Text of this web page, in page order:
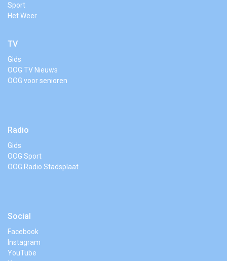
Sport
Het Weer
TV
Gids
OOG TV Nieuws
OOG voor senioren
Radio
Gids
OOG Sport
OOG Radio Stadsplaat
Social
Facebook
Instagram
YouTube